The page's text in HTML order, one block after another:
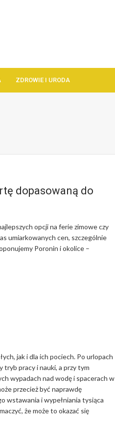
ZDROWIE I URODA
dopasowaną do
opcji na ferie zimowe czy
umiarkowanych cen, szczególnie
Poronin i okolice –
jak i dla ich pociech. Po urlopach
tryb pracy i nauki, a przy tym
wypadach nad wodę i spacerach w
przecież być naprawdę
wstawania i wypełniania tysiąca
że może to okazać się